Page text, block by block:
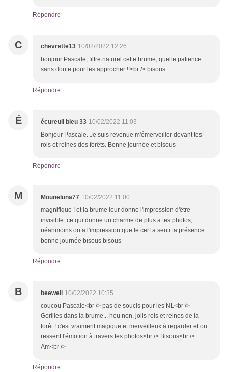
Répondre
C chevrette13 10/02/2022 12:26
bonjour Pascale, filtre naturel cette brume, quelle patience
sans doute pour les approcher !!<br /> bisous
Répondre
É écureuil bleu 33 10/02/2022 11:03
Bonjour Pascale. Je suis revenue m'émerveiller devant tes
rois et reines des forêts. Bonne journée et bisous
Répondre
M Mouneluna77 10/02/2022 11:00
magnifique ! et la brume leur donne l'impression d'être
invisible. ce qui donne un charme de plus a tes photos,
néanmoins on a l'impression que le cerf a senti ta présence.
bonne journée bisous bisous
Répondre
B beewell
10/02/2022 10:35
coucou Pascale<br /> pas de soucis pour les NL<br />
Gorilles dans la brume... heu non, jolis rois et reines de la
forêt ! c'est vraiment magique et merveilleux à regarder et on
ressent l'émotion à travers tes photos<br /> Bisous<br />
Am<br />
Répondre